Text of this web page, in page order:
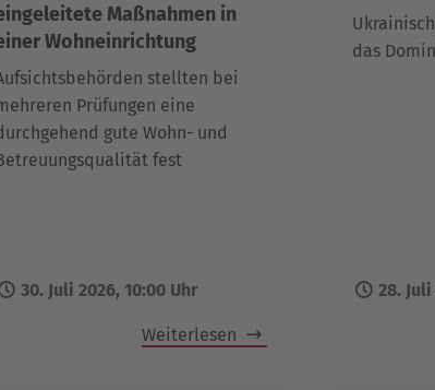
Maßnahmen in
Wohneinrichtung
stellten bei
Prüfungen eine
gute Wohn- und
fest
30. Juli 2026, 10:00 Uhr
Weiterlesen
das
28.